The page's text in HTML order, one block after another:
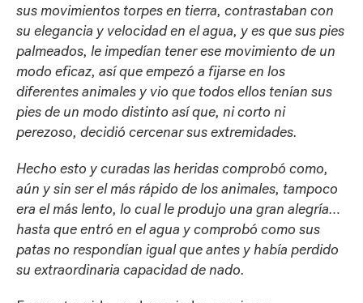
sus movimientos torpes en tierra, contrastaban con
su elegancia y velocidad en el agua, y es que sus pies
palmeados, le impedían tener ese movimiento de un
modo eficaz, así que empezó a fijarse en los
diferentes animales y vio que todos ellos tenían sus
pies de un modo distinto así que, ni corto ni
perezoso, decidió cercenar sus extremidades.
Hecho esto y curadas las heridas comprobó como,
aún y sin ser el más rápido de los animales, tampoco
era el más lento, lo cual le produjo una gran alegría…
hasta que entró en el agua y comprobó como sus
patas no respondían igual que antes y había perdido
su extraordinaria capacidad de nado.